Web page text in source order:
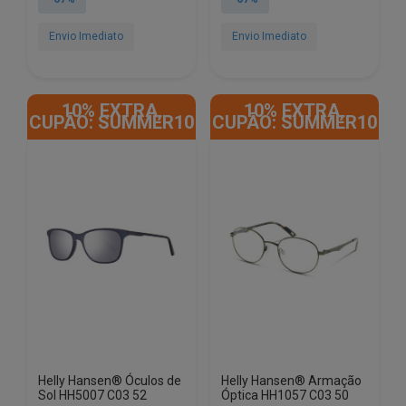
€99.00.
€32.90.
Envio Imediato
€99.00.
€32.90.
Envio Imediato
10% EXTRA,
CUPÃO: SUMMER10
Helly Hansen® Óculos de
Sol HH5007 C03 52
10% EXTRA,
CUPÃO: SUMMER10
Helly Hansen® Armação
Óptica HH1057 C03 50